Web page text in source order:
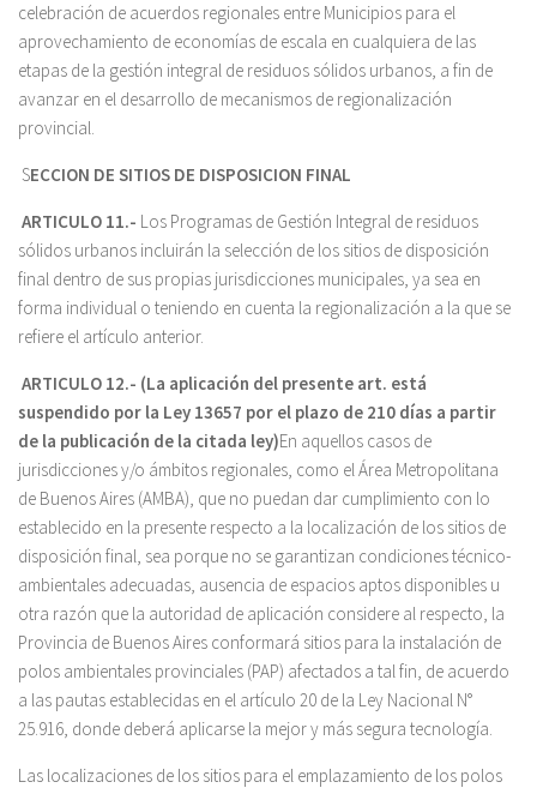
celebración de acuerdos regionales entre Municipios para el
aprovechamiento de economías de escala en cualquiera de las
etapas de la gestión integral de residuos sólidos urbanos, a fin de
avanzar en el desarrollo de mecanismos de regionalización
provincial.
SECCION DE SITIOS DE DISPOSICION FINAL
ARTICULO 11.- Los Programas de Gestión Integral de residuos
sólidos urbanos incluirán la selección de los sitios de disposición
final dentro de sus propias jurisdicciones municipales, ya sea en
forma individual o teniendo en cuenta la regionalización a la que se
refiere el artículo anterior.
ARTICULO 12.- (La aplicación del presente art. está
suspendido por la Ley 13657 por el plazo de 210 días a partir
de la publicación de la citada ley)En aquellos casos de
jurisdicciones y/o ámbitos regionales, como el Área Metropolitana
de Buenos Aires (AMBA), que no puedan dar cumplimiento con lo
establecido en la presente respecto a la localización de los sitios de
disposición final, sea porque no se garantizan condiciones técnico-
ambientales adecuadas, ausencia de espacios aptos disponibles u
otra razón que la autoridad de aplicación considere al respecto, la
Provincia de Buenos Aires conformará sitios para la instalación de
polos ambientales provinciales (PAP) afectados a tal fin, de acuerdo
a las pautas establecidas en el artículo 20 de la Ley Nacional N°
25.916, donde deberá aplicarse la mejor y más segura tecnología.
Las localizaciones de los sitios para el emplazamiento de los polos